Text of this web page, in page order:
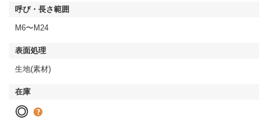
M6〜M24
生地(素材)
◎